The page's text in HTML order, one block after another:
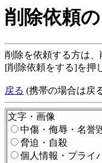
削除依頼
削除を依頼する方は
[削除依頼をする]を押
戻る (携帯の場合は戻
文字・画像
中傷・侮辱・名誉
脅迫・自殺
個人情報・プライ